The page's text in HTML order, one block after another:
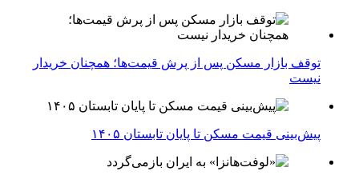
توقف بازار مسکن پس از پرش قیمت‌ها؛ همچنان خریدار
نیست
پیش‌بینی قیمت مسکن تا پایان تابستان ۱۴۰۵